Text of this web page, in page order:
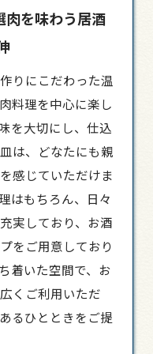
肉を味わう居酒
りにこだわった温
料理を中心に楽し
を大切にし、仕込
は、どなたにも親
感じていただけま
はもちろん、日々
実しており、お酒
をご用意しており
着いた空間で、お
くご利用いただ
るひとときをご提